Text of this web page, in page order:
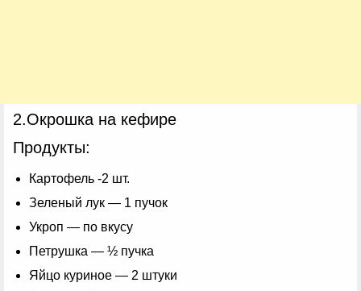
2.Окрошка на кефире
Продукты:
Картофель -2 шт.
Зеленый лук — 1 пучок
Укроп — по вкусу
Петрушка — ½ пучка
Яйцо куриное — 2 штуки